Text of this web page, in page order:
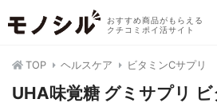
おすすめ商品がもらえる
クチコミポイ活サイト
TOP ヘルスケア ビタミンCサプリ
UHA味覚糖 グミサプリ